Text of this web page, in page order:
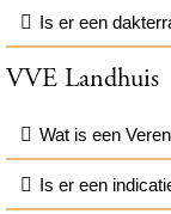
Is er een
VVE Landhuis
Wat is een
Is er een